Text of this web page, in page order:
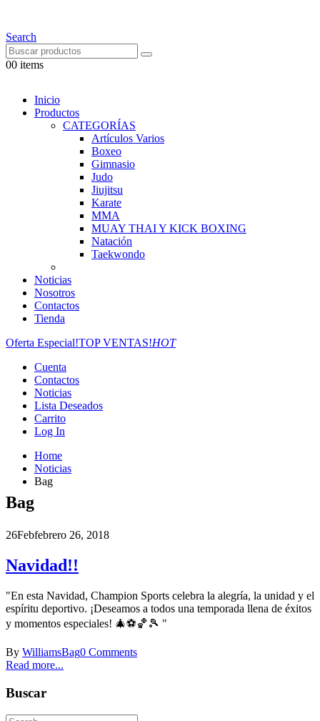
Search
00 items
Inicio
Productos
CATEGORÍAS
Artículos Varios
Boxeo
Gimnasio
Judo
Jiujitsu
Karate
MMA
MUAY THAI Y KICK BOXING
Natación
Taekwondo
Noticias
Nosotros
Contactos
Tienda
Oferta Especial!TOP VENTAS!HOT
Cuenta
Contactos
Noticias
Lista Deseados
Carrito
Log In
Home
Noticias
Bag
Bag
26Febfebrero 26, 2018
Navidad!!
"En esta Navidad, Champion Sports celebra la alegría, la unidad y el
espíritu deportivo. ¡Deseamos a todos una temporada llena de éxitos
y momentos especiales! 🎄⚽🏀🎾 "
By WilliamsBag0 Comments
Read more...
Buscar